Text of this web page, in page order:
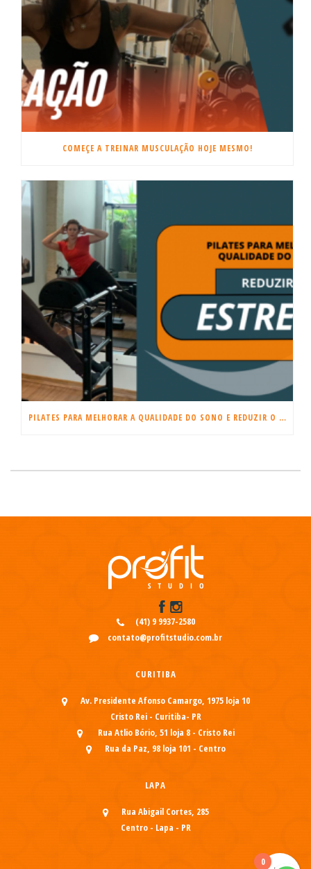
COMEÇE A TREINAR MUSCULAÇÃO HOJE MESMO!
PILATES PARA MELHORAR A QUALIDADE DO SONO E REDUZIR O ESTRESSE
(41) 9 9937-2580
contato@profitstudio.com.br
CURITIBA
Av. Presidente Afonso Camargo, 1975 loja 10
Cristo Rei - Curitiba- PR
Rua Atlio Bório, 51 loja 8 - Cristo Rei
Rua da Paz, 98 loja 101 - Centro
LAPA
Rua Abigail Cortes, 285
Centro - Lapa - PR
0